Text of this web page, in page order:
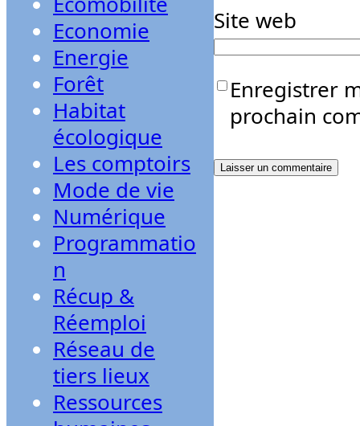
Economie
Energie
Forêt
Habitat
écologique
Les comptoirs
Mode de vie
Numérique
Programmatio
n
Récup &
Réemploi
Réseau de
tiers lieux
Ressources
Site web
Enregistrer
prochain